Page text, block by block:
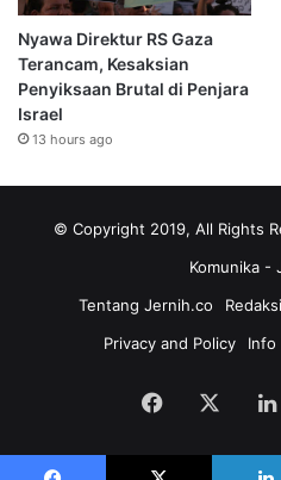
Nyawa Direktur RS Gaza
Terancam, Kesaksian
Penyiksaan Brutal di Penjara
Israel
13 hours ago
© Copyright 2019, All Rights
Komunika -
Tentang Jernih.co
Redaksi
Privacy and Policy
Info
Facebook